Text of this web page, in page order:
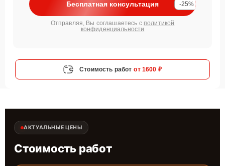
Бесплатная консультация -25%
Отправляя, Вы соглашаетесь с политикой
конфиденциальности
Стоимость работ от 1600 ₽
АКТУАЛЬНЫЕ ЦЕНЫ
Стоимость работ